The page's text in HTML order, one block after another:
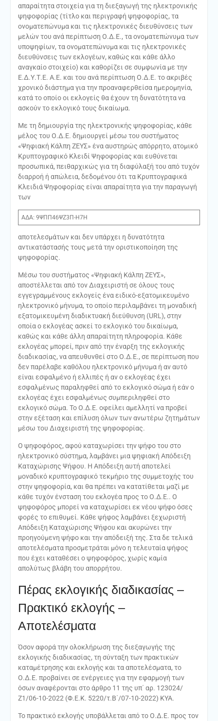
απαραίτητα στοιχεία για τη διεξαγωγή της ηλεκτρονικής
ψηφοφορίας (τίτλο και περιγραφή ψηφοφορίας, τα
ονοματεπώνυμα και τις ηλεκτρονικές διευθύνσεις των
μελών του ανά περίπτωση Ο.Δ.Ε., τα ονοματεπώνυμα των
υποψηφίων, τα ονοματεπώνυμα και τις ηλεκτρονικές
διευθύνσεις των εκλογέων, καθώς και κάθε άλλο
αναγκαίο στοιχείο) και καθορίζει σε συμφωνία με την
Ε.Δ.Υ.Τ.Ε. Α.Ε. και του ανά περίπτωση Ο.Δ.Ε. το ακριβές
χρονικό διάστημα για την προαναφερθείσα ημερομηνία,
κατά το οποίο οι εκλογείς θα έχουν τη δυνατότητα να
ασκούν το εκλογικό τους δικαίωμα.
Με τη δημιουργία της ηλεκτρονικής ψηφοφορίας, κάθε
μέλος του Ο.Δ.Ε. δημιουργεί μέσω του συστήματος
«Ψηφιακή Κάλπη ΖΕΥΣ» ένα αυστηρώς απόρρητο, ατομικό
Κρυπτογραφικό Κλειδί Ψηφοφορίας και ευθύνεται
προσωπικά, πειθαρχικώς για τη διαφύλαξή του από τυχόν
διαρροή ή απώλεια, δεδομένου ότι τα Κρυπτογραφικά
Κλειδιά Ψηφοφορίας είναι απαραίτητα για την παραγωγή
των
ΑΔΑ: 9ΨΠΠ46ΨΖ3Π-Η7Η
αποτελεσμάτων και δεν υπάρχει η δυνατότητα
αντικατάστασής τους μετά την οριστικοποίηση της
ψηφοφορίας.
Μέσω του συστήματος «Ψηφιακή Κάλπη ΖΕΥΣ»,
αποστέλλεται από τον Διαχειριστή σε όλους τους
εγγεγραμμένους εκλογείς ένα ειδικό-εξατομικευμένο
ηλεκτρονικό μήνυμα, το οποίο περιλαμβάνει τη μοναδική
εξατομικευμένη διαδικτυακή διεύθυνση (URL), στην
οποία ο εκλογέας ασκεί το εκλογικό του δικαίωμα,
καθώς και κάθε άλλη απαραίτητη πληροφορία. Κάθε
εκλογέας μπορεί, πριν από την έναρξη της εκλογικής
διαδικασίας, να απευθυνθεί στο Ο.Δ.Ε., σε περίπτωση που
δεν παρέλαβε καθόλου ηλεκτρονικό μήνυμα ή αν αυτό
είναι εσφαλμένο ή ελλιπές ή αν ο εκλογέας έχει
εσφαλμένως παραληφθεί από το εκλογικό σώμα ή εάν ο
εκλογέας έχει εσφαλμένως συμπεριληφθεί στο
εκλογικό σώμα. Το Ο.Δ.Ε. οφείλει αμελλητί να προβεί
στην εξέταση και επίλυση όλων των ανωτέρω ζητημάτων
μέσω του Διαχειριστή της ψηφοφορίας.
Ο ψηφοφόρος, αφού καταχωρίσει την ψήφο του στο
ηλεκτρονικό σύστημα, λαμβάνει μια ψηφιακή Απόδειξη
Καταχώρισης Ψήφου. Η Απόδειξη αυτή αποτελεί
μοναδικό κρυπτογραφικό τεκμήριο της συμμετοχής του
στην ψηφοφορία, και θα πρέπει να κατατίθεται μαζί με
κάθε τυχόν ένσταση του εκλογέα προς το Ο.Δ.Ε.. Ο
ψηφοφόρος μπορεί να καταχωρίσει εκ νέου ψήφο όσες
φορές το επιθυμεί. Κάθε ψήφος λαμβάνει ξεχωριστή
Απόδειξη Καταχώρισης Ψήφου και ακυρώνει την
προηγούμενη ψήφο και την απόδειξή της. Στα δε τελικά
αποτελέσματα προσμετράται μόνο η τελευταία ψήφος
που έχει καταθέσει ο ψηφοφόρος, χωρίς καμία
απολύτως βλάβη του απορρήτου.
Πέρας εκλογικής διαδικασίας –
Πρακτικό εκλογής –
Αποτελέσματα
Όσον αφορά την ολοκλήρωση της διεξαγωγής της
εκλογικής διαδικασίας, τη σύνταξη των πρακτικών
καταμέτρησης και εκλογής και τα αποτελέσματα, το
Ο.Δ.Ε. προβαίνει σε ενέργειες για την εφαρμογή των
όσων αναφέρονται στο άρθρο 11 της υπ΄ αρ. 123024/
Ζ1/06-10-2022 (Φ.Ε.Κ. 5220/τ.Β΄/07-10-2022) ΚΥΑ.
Το πρακτικό εκλογής υποβάλλεται από το Ο.Δ.Ε. προς τον